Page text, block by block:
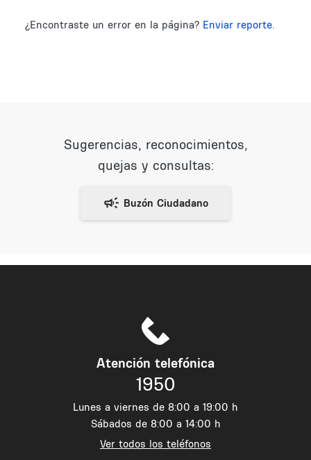
¿Encontraste un error en la página? Enviar reporte.
Sugerencias, reconocimientos,
quejas y consultas:
Atención telefónica
1950
Lunes a viernes de 8:00 a 19:00 h
Sábados de 8:00 a 14:00 h
Ver todos los teléfonos